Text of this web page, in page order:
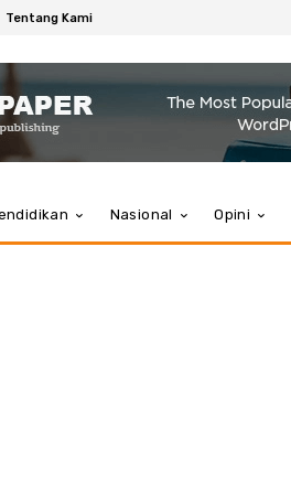
Tentang Kami
Nasional Opini